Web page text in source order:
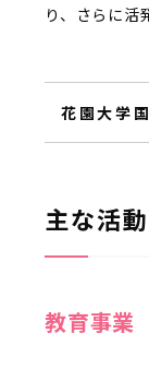
り、さらに活
花園大学
主な活動
教育事業